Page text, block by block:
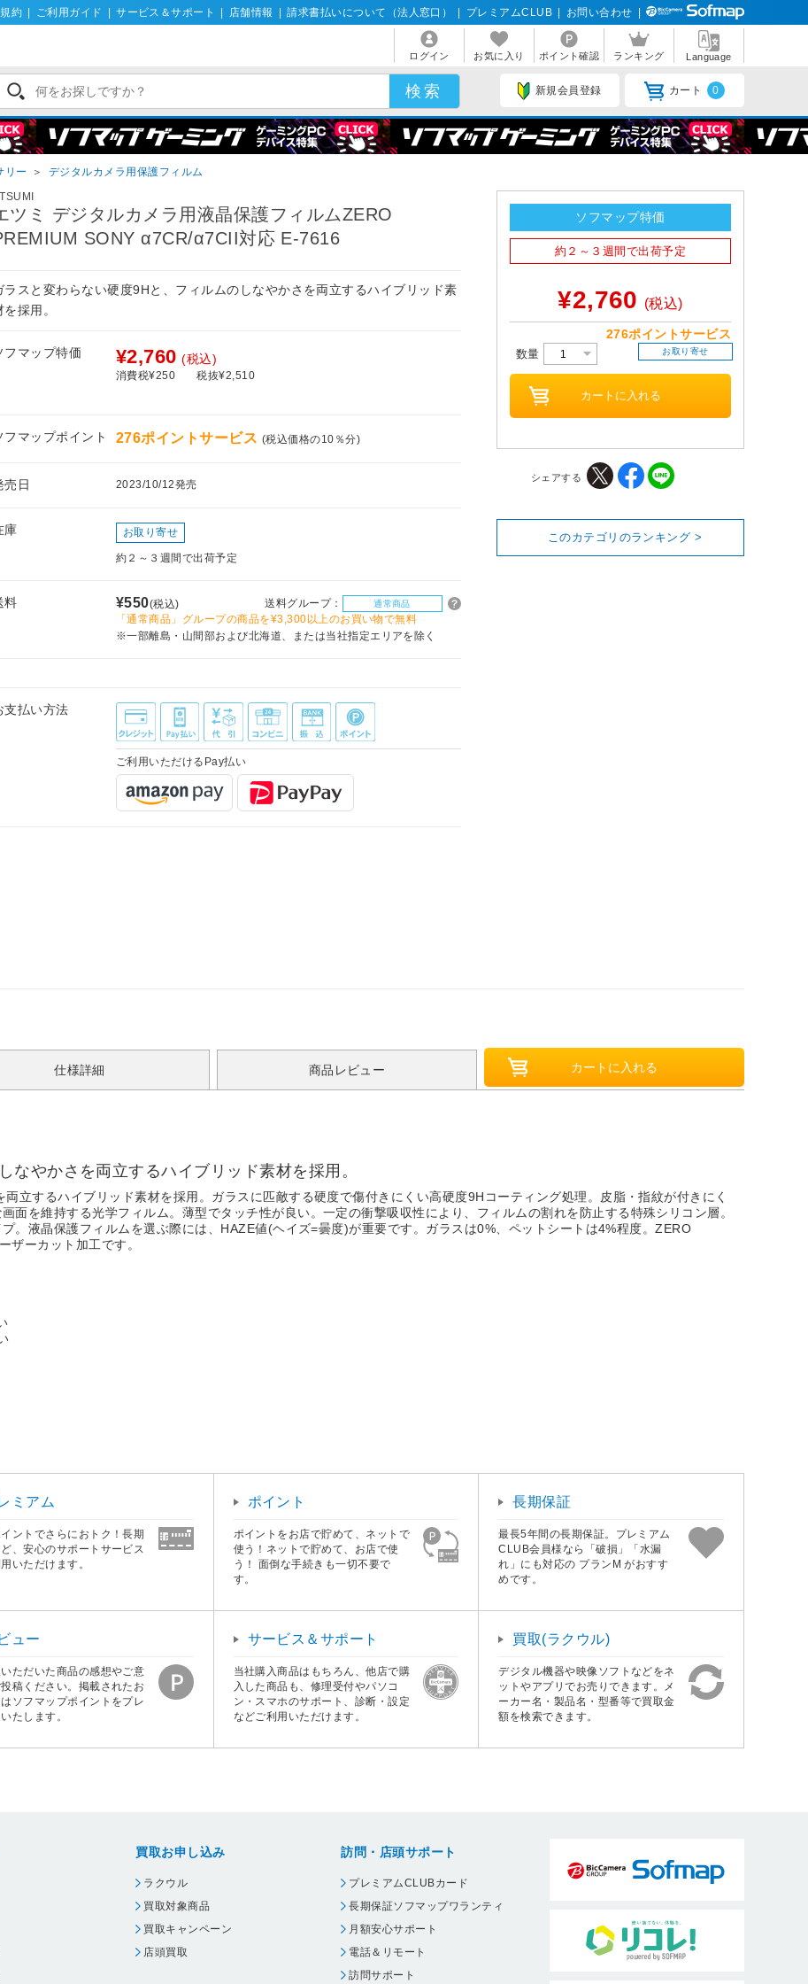
約 ご利用ガイド サービス＆サポート 店舗情報 請求書払いについて（法人窓口） プレミアムCLUB お問い合わせ
ログイン お気に入り ポイント確認 ランキング Language
新規会員登録 カート 0
リー ＞
デジタルカメラ用保護フィルム
ツミ デジタルカメラ用液晶保護フィルムZERO
SONY α7CR/α7CII対応 E-7616
ラスと変わらない硬度9Hと、フィルムのしなやかさを両立するハイブリッド素
を採用。
フマップ特価 ¥2,760 (税込)
消費税¥250 税抜¥2,510
フマップポイント 276ポイントサービス (税込価格の10％分)
売日 2023/10/12発売
庫 お取り寄せ
約２～３週間で出荷予定
料 ¥550(税込) 送料グループ： 通常商品
「通常商品」グループの商品を¥3,300以上のお買い物で無料
※一部離島・山間部および北海道、または当社指定エリアを除く
支払い方法
ご利用いただけるPay払い
ソフマップ特価
約２～３週間で出荷予定
¥2,760 (税込)
276ポイントサービス
数量 お取り寄せ
シェアする
このカテゴリのランキング >
仕様詳細 商品レビュー
やかさを両立するハイブリッド素材を採用。
立するハイブリッド素材を採用。ガラスに匹敵する硬度で傷付きにくい高硬度9Hコーティング処理。皮脂・指紋が付きにく
面を維持する光学フィルム。薄型でタッチ性が良い。一定の衝撃吸収性により、フィルムの割れを防止する特殊シリコン層。
。液晶保護フィルムを選ぶ際には、HAZE値(ヘイズ=曇度)が重要です。ガラスは0%、ペットシートは4%程度。ZERO
ザーカット加工です。
ミアム
ントでさらにおトク！長期
、安心のサポートサービス
いただけます。
ポイント
ポイントをお店で貯めて、ネットで
使う！ネットで貯めて、お店で使
う！ 面倒な手続きも一切不要で
す。
長期保証
最長5年間の長期保証。プレミアム
CLUB会員様なら「破損」「水漏
れ」にも対応の プランM がおすす
めです。
ュー
いただいた商品の感想やご意
投稿ください。掲載されたお
ソフマップポイントをプレ
たします。
サービス＆サポート
当社購入商品はもちろん、他店で購
入した商品も、修理受付やパソコ
ン・スマホのサポート、診断・設定
などご利用いただけます。
買取(ラクウル)
デジタル機器や映像ソフトなどをネ
ットやアプリでお売りできます。メ
ーカー名・製品名・型番等で買取金
額を検索できます。
買取お申し込み
ラクウル
買取対象商品
買取キャンペーン
店頭買取
訪問・店頭サポート
プレミアムCLUBカード
長期保証ソフマップワランティ
月額安心サポート
電話＆リモート
訪問サポート